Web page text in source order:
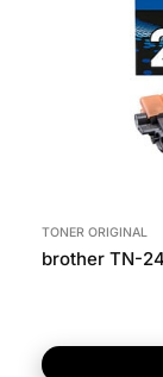
TONER ORIGINAL